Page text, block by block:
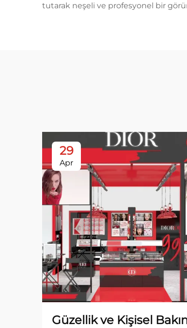
tutarak neşeli ve profesyonel bir
29
Apr
Güzellik ve Kişisel